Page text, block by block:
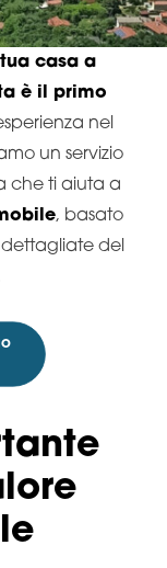
casa a
è il primo
nel
un servizio
che ti aiuta a
, basato
del